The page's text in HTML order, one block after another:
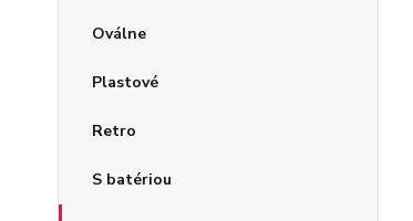
Oválne
Plastové
Retro
S batériou